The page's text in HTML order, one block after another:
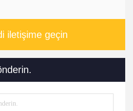
iletişime geçin